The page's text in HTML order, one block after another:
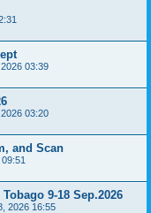
03:39
03:20
and Scan
9-18 Sep.2026
2026 16:55